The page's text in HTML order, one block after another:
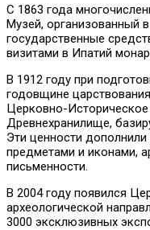
С 1863 года
Музей, организованный
государственные
визитами в Ипатий
В 1912 году при
годовщине
Церковно-
Древнехранилище,
Эти ценности
предметами и иконами,
письменности.
В 2004 году появился
археологической
3000 эксклюзивных